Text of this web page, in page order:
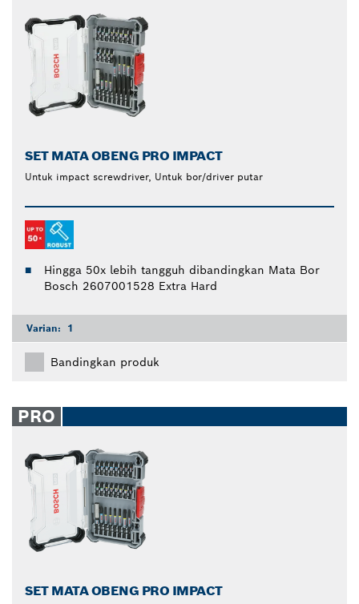
SET MATA OBENG PRO IMPACT
Untuk impact screwdriver, Untuk bor/driver putar
Hingga 50x lebih tangguh dibandingkan Mata Bor
Bosch 2607001528 Extra Hard
Varian: 1
Bandingkan produk
PRO
SET MATA OBENG PRO IMPACT